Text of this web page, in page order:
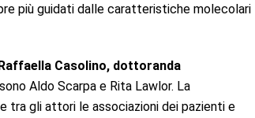
più guidati dalle caratteristiche molecolari
Casolino, dottoranda
Aldo Scarpa e Rita Lawlor. La
tra gli attori le associazioni dei pazienti e